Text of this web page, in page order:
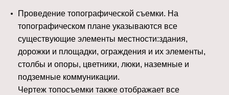
Проведение топографической съемки. На
топографическом плане указываются все
существующие элементы местности:здания,
дорожки и площадки, ограждения и их элементы,
столбы и опоры, цветники, люки, наземные и
подземные коммуникации.
Чертеж топосъемки также отображает все